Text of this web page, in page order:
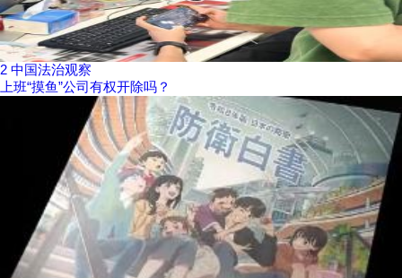
2 中国法治观察
上班“摸鱼”公司有权开除吗？